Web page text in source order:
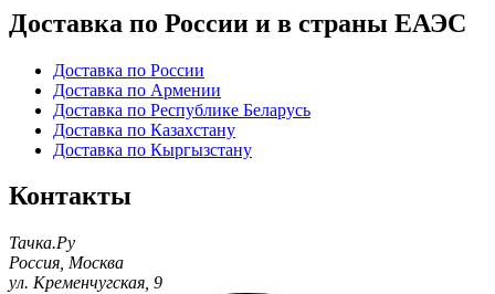
Доставка по России и в страны ЕАЭС
Доставка по России
Доставка по Армении
Доставка по Республике Беларусь
Доставка по Казахстану
Доставка по Кыргызстану
Контакты
Тачка.Ру
Россия Москва
ул. Кременчугская, 9